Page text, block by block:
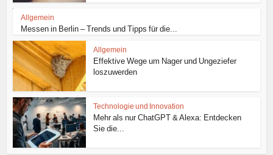
Allgemein
Messen in Berlin – Trends und Tipps für die...
Allgemein
Effektive Wege um Nager und Ungeziefer
loszuwerden
Technologie und Innovation
Mehr als nur ChatGPT & Alexa: Entdecken
Sie die...